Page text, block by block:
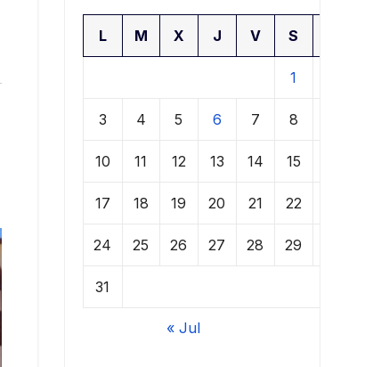
L M X J V S
1
3 4 5 6 7 8
10 11 12 13 14 15
17 18 19 20 21 22
24 25 26 27 28 29
31
« Jul